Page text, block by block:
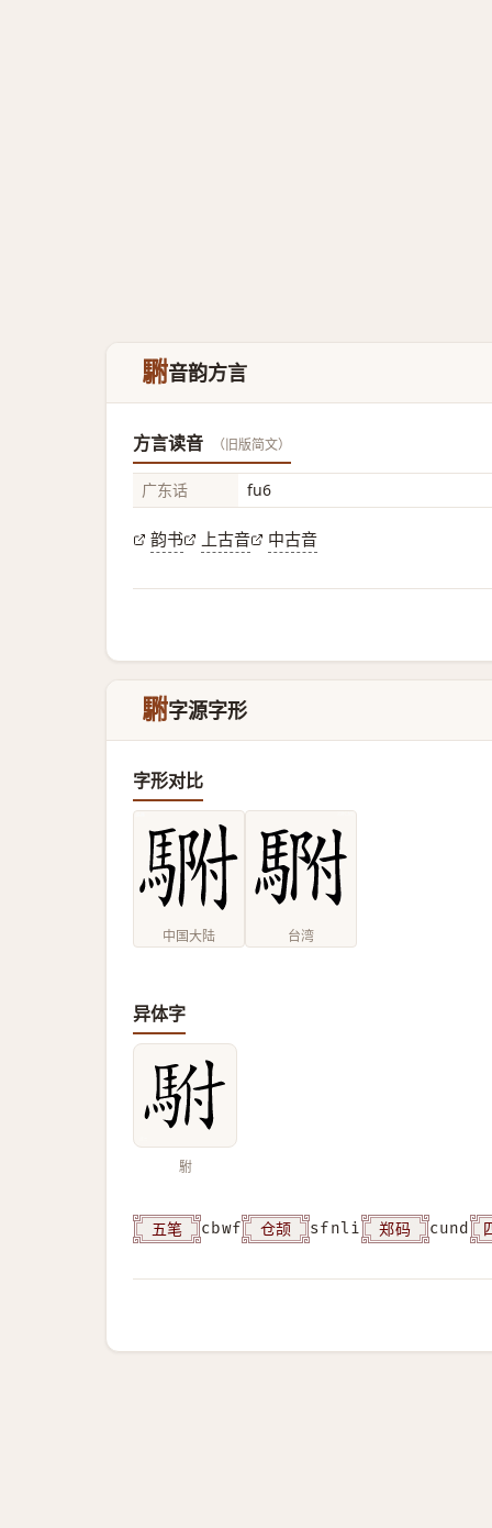
䮛音韵方言
方言读音 （旧版简文）
广东话 fu6
韵书 上古音 中古音
䮛字源字形
字形对比
中国大陆 台湾
异体字
駙
五笔 cbwf 仓颉 sfnli 郑码 cund